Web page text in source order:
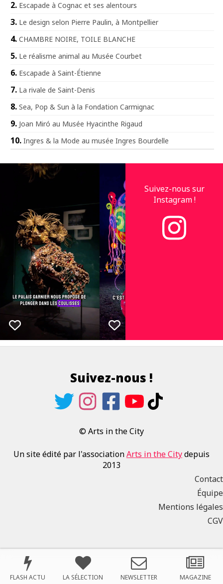
Escapade à Cognac et ses alentours
Le design selon Pierre Paulin, à Montpellier
CHAMBRE NOIRE, TOILE BLANCHE
Le réalisme animal au Musée Courbet
Escapade à Saint-Étienne
La rivale de Saint-Denis
Sea, Pop & Sun à la Fondation Carmignac
Joan Miró au Musée Hyacinthe Rigaud
Ingres & la Mode au musée Ingres Bourdelle
Suivez-nous sur
Instagram !
Suivez-nous !
© Arts in the City
Un site édité par l'associationArts in the Citydepuis
2013
Contact
Équipe
Mentions légales
CGV
FLASH ACTU LA SÉLECTION NEWSLETTER MAGAZINE